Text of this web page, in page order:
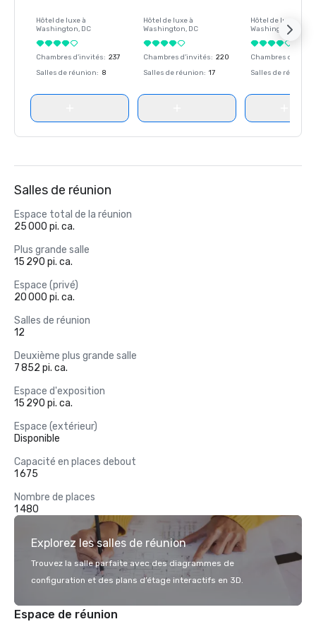
Hôtel de luxe à
Washington, DC
Chambres d'invités: 237
Salles de réunion: 8
Hôtel de luxe à
Washington, DC
Chambres d'invités: 220
Salles de réunion: 17
Hôtel de luxe à
Washington
Chambres
Salles de réunion
Salles de réunion
Espace total de la réunion
25 000 pi. ca.
Plus grande salle
15 290 pi. ca.
Espace (privé)
20 000 pi. ca.
Salles de réunion
12
Deuxième plus grande salle
7 852 pi. ca.
Espace d'exposition
15 290 pi. ca.
Espace (extérieur)
Disponible
Capacité en places debout
1 675
Nombre de places
1 480
Explorez les salles de réunion
Trouvez la salle parfaite avec des diagrammes de
configuration et des plans d’étage interactifs en 3D.
Espace de réunion